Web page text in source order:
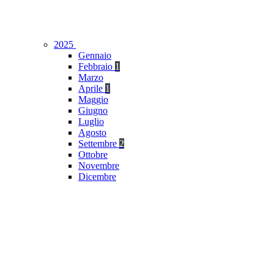
2025
Gennaio
Febbraio 1
Marzo
Aprile 1
Maggio
Giugno
Luglio
Agosto
Settembre 2
Ottobre
Novembre
Dicembre